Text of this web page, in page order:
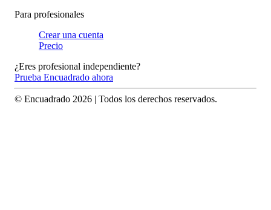
Para profesionales
Crear una cuenta
Precio
¿Eres profesional independiente?
Prueba Encuadrado ahora
© Encuadrado 2026 | Todos los derechos reservados.